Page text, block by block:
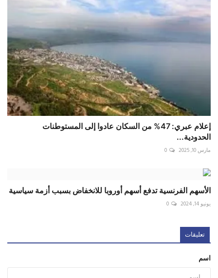
إعلام عبري: 47% من السكان عادوا إلى المستوطنات
الحدودية...
مارس 10, 2025 0
الأسهم الفرنسية تدفع أسهم أوروبا للانخفاض بسبب أزمة سياسية
يونيو 14, 2024 0
تعليقات
اسم